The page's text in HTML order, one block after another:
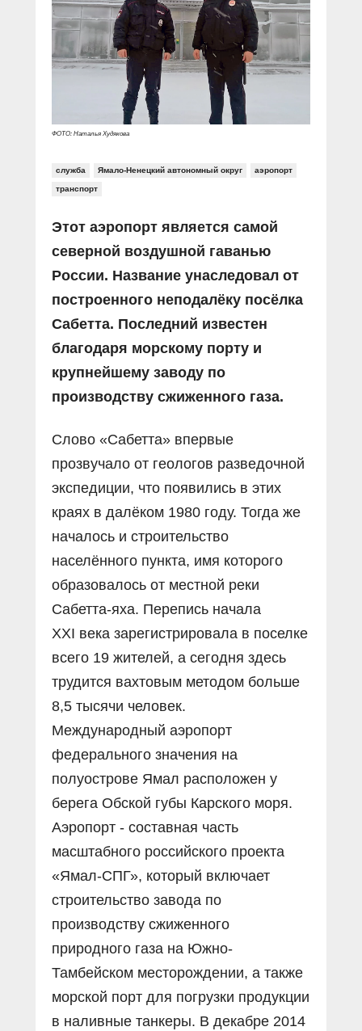
Социальные ролики
Документальные фильмы
Прямой разговор
В знании сила
Специальный репортаж
КиберПОСТОВОЙ
Газета «Щит и меч»
Журнал «Полиция России»
О ПОРТАЛЕ
Контакты
ФОТО: Наталья Худякова
служба Ямало-Ненецкий автономный округ аэропорт
транспорт
Этот аэропорт является самой
северной воздушной гаванью
России. Название унаследовал от
построенного неподалёку посёлка
Сабетта. Последний известен
благодаря морскому порту и
крупнейшему заводу по
производству сжиженного газа.
Слово «Сабетта» впервые
прозвучало от геологов разведочной
экспедиции, что появились в этих
краях в далёком 1980 году. Тогда же
началось и строительство
населённого пункта, имя которого
образовалось от местной реки
Сабетта-яха. Перепись начала
XXI века зарегистрировала в поселке
всего 19 жителей, а сегодня здесь
трудится вахтовым методом больше
8,5 тысячи человек.
Международный аэропорт
федерального значения на
полуострове Ямал расположен у
берега Обской губы Карского моря.
Аэропорт - составная часть
масштабного российского проекта
«Ямал-СПГ», который включает
строительство завода по
производству сжиженного
природного газа на Южно-
Тамбейском месторождении, а также
морской порт для погрузки продукции
в наливные танкеры. В декабре 2014